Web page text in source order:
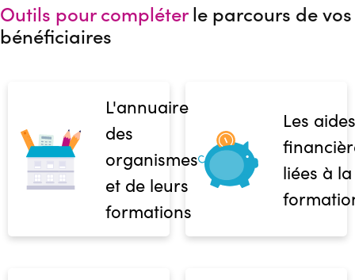
Outils pour compléterle parcours de vos
bénéficiaires
L'annuaire
des
organismes
et de leurs
formations
Les aides
liées à la